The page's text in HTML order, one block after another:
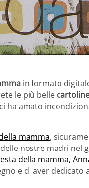
in formato
le più belle cartoline
ha amato
mamma,
nostre madri nel
della mamma,
e di aver dedicato